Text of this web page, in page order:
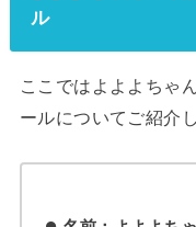
ル
ここではよよよちゃ
ールについてご紹介